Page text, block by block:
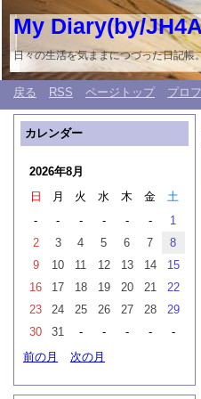
My Diary(by/
日々の生活を気ままにつづった日記帳
戻る RSS ページトップ プロ
カレンダー
2026年8月
日
月 火 水 木 金
土
-
- - - - -
1
2
3 4 5 6 7
8
9
10 11 12 13 14
15
16
17 18 19 20 21
22
23
24 25 26 27 28
29
30
31 - - - -
-
前の月
次の月